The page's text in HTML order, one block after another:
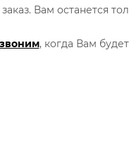
Вам останется
, когда Вам